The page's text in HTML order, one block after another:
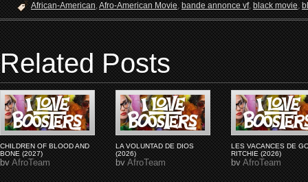
African-American,Afro-American Movie,bande annonce vf,black movie,
Related Posts
CHILDREN OF BLOOD AND
BONE (2027)
byAfroTeam
LA VOLUNTAD DE DIOS
(2026)
byAfroTeam
LES VACANCES DE
RITCHIE (2026)
byAfroTeam